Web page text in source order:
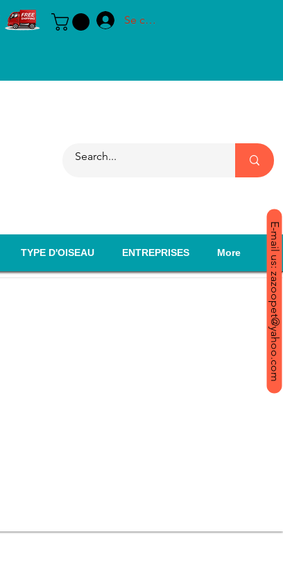
E-mail us: zazoopet@yahoo.com
Se connecter
TYPE D'OISEAU ENTREPRISES More